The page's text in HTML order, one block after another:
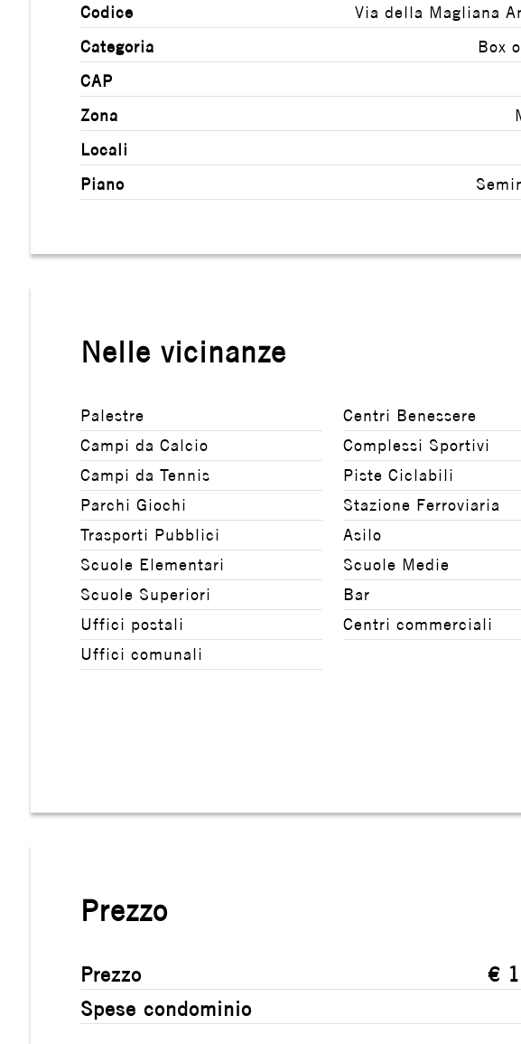
Codice Via della Magliana
Categoria
Box
CAP
Zona
Locali
Piano
Nelle vicinanze
Palestre
Centri Benessere
Campi da Calcio
Complessi Sportivi
Campi da Tennis
Piste Ciclabili
Parchi Giochi
Stazione Ferroviaria
Trasporti Pubblici
Asilo
Scuole Elementari
Scuole Medie
Scuole Superiori
Bar
Uffici postali
Centri commerciali
Uffici comunali
Prezzo
Prezzo €
Spese condominio
Qualsiasi
minimi
Qualsiasi